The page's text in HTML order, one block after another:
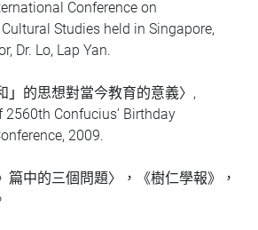
Conference on
Studies held in Singapore,
Dr. Lo, Lap Yan.
」 的思想對當今教育的意義〉,
2560th Confucius’ Birthday
2009.
篇中的三個問題〉，《樹仁學報》，